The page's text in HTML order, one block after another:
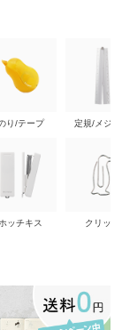
り/テープ
ッチキス
定規/メジ
クリップ